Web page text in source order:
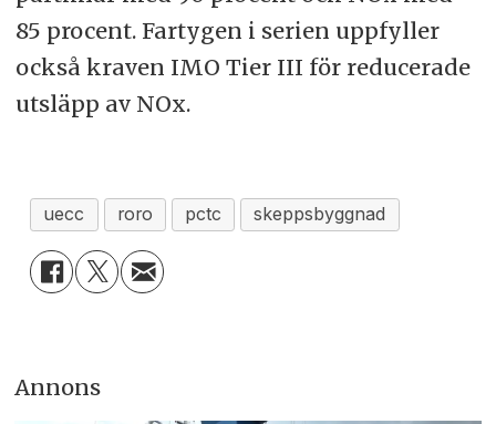
85 procent. Fartygen i serien uppfyller
också kraven IMO Tier III för reducerade
utsläpp av NOx.
uecc roro pctc skeppsbyggnad
Annons